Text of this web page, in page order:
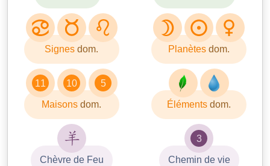
Signes dom. Planètes dom.
11 10 5
Maisons dom. Éléments dom.
Chèvre de Feu
3
Chemin de vie